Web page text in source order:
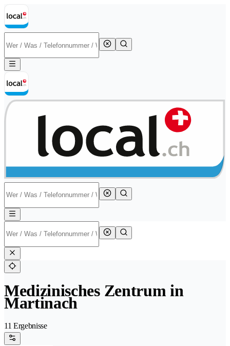
Medizinisches Zentrum in
Martinach
11 Ergebnisse